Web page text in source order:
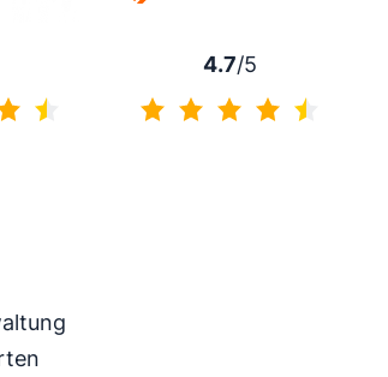
4.7/5